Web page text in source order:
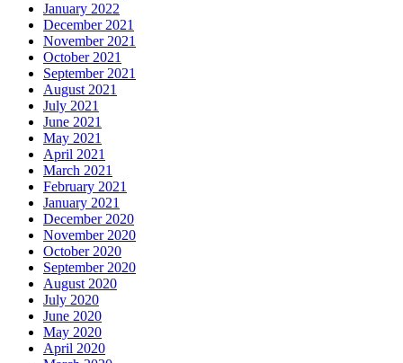
January 2022
December 2021
November 2021
October 2021
September 2021
August 2021
July 2021
June 2021
May 2021
April 2021
March 2021
February 2021
January 2021
December 2020
November 2020
October 2020
September 2020
August 2020
July 2020
June 2020
May 2020
April 2020